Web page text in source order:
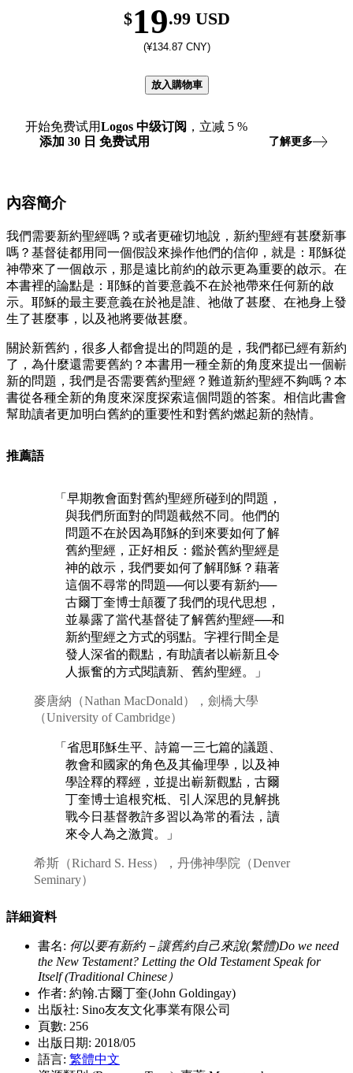
$19.99 USD
(¥134.87 CNY)
放入購物車
开始免费试用Logos 中级订阅 ，立减 5 %
添加 30 日 免费试用 了解更多
內容簡介
我們需要新約聖經嗎？或者更確切地說，新約聖經有甚麼新事
嗎？基督徒都用同一個假設來操作他們的信仰，就是：耶穌從
神帶來了一個啟示，那是遠比前約的啟示更為重要的啟示。在
本書裡的論點是：耶穌的首要意義不在於祂帶來任何新的啟
示。耶穌的最主要意義在於祂是誰、祂做了甚麼、在祂身上發
生了甚麼事，以及祂將要做甚麼。
關於新舊約，很多人都會提出的問題的是，我們都已經有新約
了，為什麼還需要舊約？本書用一種全新的角度來提出一個嶄
新的問題，我們是否需要舊約聖經？難道新約聖經不夠嗎？本
書從各種全新的角度來深度探索這個問題的答案。相信此書會
幫助讀者更加明白舊約的重要性和對舊約燃起新的熱情。
推薦語
「早期教會面對舊約聖經所碰到的問題，
與我們所面對的問題截然不同。他們的
問題不在於因為耶穌的到來要如何了解
舊約聖經，正好相反：鑑於舊約聖經是
神的啟示，我們要如何了解耶穌？藉著
這個不尋常的問題──何以要有新約──
古爾丁奎博士顛覆了我們的現代思想，
並暴露了當代基督徒了解舊約聖經──和
新約聖經之方式的弱點。字裡行間全是
發人深省的觀點，有助讀者以嶄新且令
人振奮的方式閱讀新、舊約聖經。」
麥唐納（Nathan MacDonald），劍橋大學
（University of Cambridge）
「省思耶穌生平、詩篇一三七篇的議題、
教會和國家的角色及其倫理學，以及神
學詮釋的釋經，並提出嶄新觀點，古爾
丁奎博士追根究柢、引人深思的見解挑
戰今日基督教許多習以為常的看法，讀
來令人為之激賞。」
希斯（Richard S. Hess），丹佛神學院（Denver
Seminary）
詳細資料
書名: 何以要有新約－讓舊約自己來說(繁體)Do we need
the New Testament? Letting the Old Testament Speak for
Itself (Traditional Chinese）
作者: 約翰.古爾丁奎(John Goldingay)
出版社: Sino友友文化事業有限公司
頁數: 256
出版日期: 2018/05
語言: 繁體中文